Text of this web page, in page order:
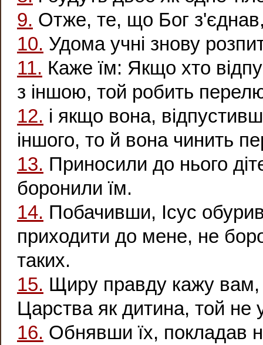
9. Отже, те, що Бог
10. Удома учні знову
11. Каже їм: Якщо хто
з іншою, той робить
12. і якщо вона,
іншого, то й вона чинить
13. Приносили до нього
боронили їм.
14. Побачивши, Ісус
приходити до мене, не
таких.
15. Щиру правду кажу
Царства як дитина, той не
16. Обнявши їх, покладав